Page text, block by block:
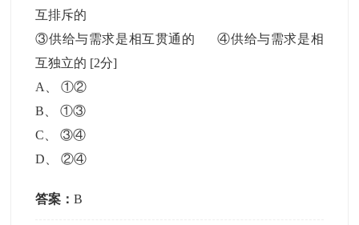
互排斥的
③供给与需求是相互贯通的 ④供给与需求是相
互独立的 [2分]
A
、①②
B 、①③
C 、③④
D 、②④
答案：B